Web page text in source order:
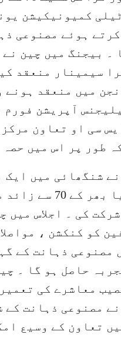
کمیونیکیشن
ہوئے مصنوعی
۔ بیجنگ میں چین
سیمینار منعقد
آپریشن
سی او تعاون
طور پر اس میں حصہ
شنگھائی میں ایک
کی ۔ اجلاس
کو کنکشن ،
مصنوعی ذہانت کے
حاصل ہو گا ۔
معاشرے کی
مصنوعی ذہانت
تعاون کے وسیع